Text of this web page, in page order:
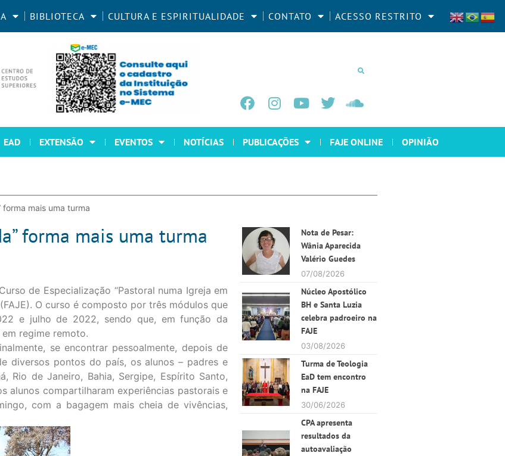
BIBLIOTECA CULTURA E ESPIRITUALIDADE CONTATO ACESSO RESTRITO
EAD EXTENSÃO EVENTOS NOTÍCIAS PUBLICAÇÕES FAJE ONLINE OPINIÃO
forma mais uma turma
forma mais uma turma
de Especialização “Pastoral numa Igreja em
O curso é composto por três módulos que
e julho de 2022, sendo que, em função da
regime remoto.
se encontrar pessoalmente, depois de
diversos pontos do país, os alunos – padres e
Rio de Janeiro, Bahia, Sergipe, Espírito Santo,
alunos compartilharam experiências pastorais e
com a bagagem mais cheia de vivências,
Nota de Pesar:
Wânia Aparecida
Valério Guedes
07/08/2026
Núcleo Apostólico
BH e Santa Luzia
celebra padroeiro na
FAJE
03/08/2026
Turma de Teologia
EaD tem encontro
na FAJE
30/06/2026
CPA apresenta
resultados da
autoavaliação